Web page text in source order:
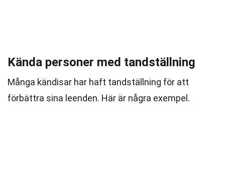
Kända personer med tandställning
Många kändisar har haft tandställning för att
förbättra sina leenden. Här är några exempel.